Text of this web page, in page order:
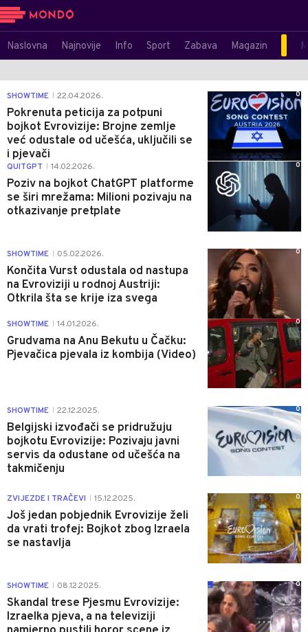
Naslovna Najnovije Info Sport Zabava Magazin
SHOWTIME 22.04.2026.
Pokrenuta peticija za potpuni
bojkot Evrovizije: Brojne zemlje
već odustale od učešća, uključili se
i pjevači
0
QUITGPT 14.02.2026.
Poziv na bojkot ChatGPT platforme
se širi mrežama: Milioni pozivaju na
otkazivanje pretplate
0
SHOWTIME 05.02.2026.
Končita Vurst odustala od nastupa
na Evroviziji u rodnoj Austriji:
Otkrila šta se krije iza svega
0
SHOWTIME 14.01.2026.
Grudvama na Anu Bekutu u Čačku:
Pjevačica pjevala iz kombija (Video)
0
SHOWTIME 22.12.2025.
Belgijski izvođači se pridružuju
bojkotu Evrovizije: Pozivaju javni
servis da odustane od učešća na
takmičenju
0
ZVIJEZDE I TRAČEVI 15.12.2025.
Još jedan pobjednik Evrovizije želi
da vrati trofej: Bojkot zbog Izraela
se nastavlja
0
SHOWTIME 08.12.2025.
Skandal trese Pjesmu Evrovizije:
Izraelka pjeva, a na televiziji
0